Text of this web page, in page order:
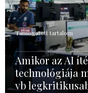
Támogatott tartalom
Amikor az AI
technológiája
vb